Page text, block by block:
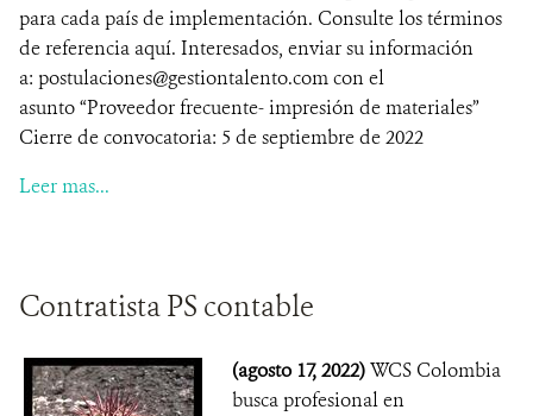
para cada país de implementación. Consulte los términos
de referencia aquí. Interesados, enviar su información
a: postulaciones@gestiontalento.com con el
asunto “Proveedor frecuente- impresión de materiales”
Cierre de convocatoria: 5 de septiembre de 2022
Leer mas...
Contratista PS contable
(agosto 17, 2022)WCS Colombia
busca profesional en